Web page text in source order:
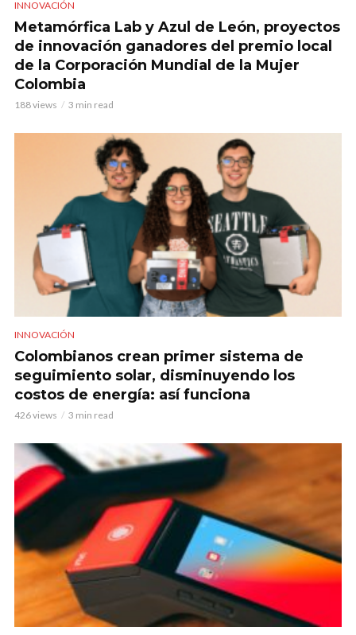
INNOVACIÓN
Metamórfica Lab y Azul de León, proyectos
de innovación ganadores del premio local
de la Corporación Mundial de la Mujer
Colombia
188 views 3 min read
INNOVACIÓN
Colombianos crean primer sistema de
seguimiento solar, disminuyendo los
costos de energía: así funciona
426 views 3 min read